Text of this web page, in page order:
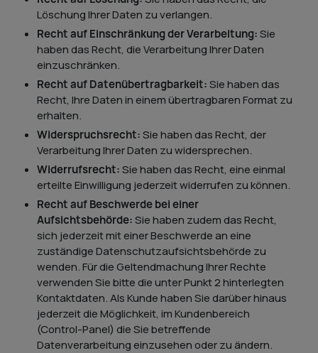
Löschung Ihrer Daten zu verlangen.
Recht auf Einschränkung der Verarbeitung:Sie
haben das Recht, die Verarbeitung Ihrer Daten
einzuschränken.
Recht auf Datenübertragbarkeit:Sie haben das
Recht, Ihre Daten in einem übertragbaren Format zu
erhalten.
Widerspruchsrecht:Sie haben das Recht, der
Verarbeitung Ihrer Daten zu widersprechen.
Widerrufsrecht:Sie haben das Recht, eine einmal
erteilte Einwilligung jederzeit widerrufen zu können.
Recht auf Beschwerde bei einer
Aufsichtsbehörde:Sie haben zudem das Recht,
sich jederzeit mit einer Beschwerde an eine
zuständige Datenschutzaufsichtsbehörde zu
wenden. Für die Geltendmachung Ihrer Rechte
verwenden Sie bitte die unter Punkt 2 hinterlegten
Kontaktdaten. Als Kunde haben Sie darüber hinaus
jederzeit die Möglichkeit, im Kundenbereich
(Control-Panel) die Sie betreffende
Datenverarbeitung einzusehen oder zu ändern.